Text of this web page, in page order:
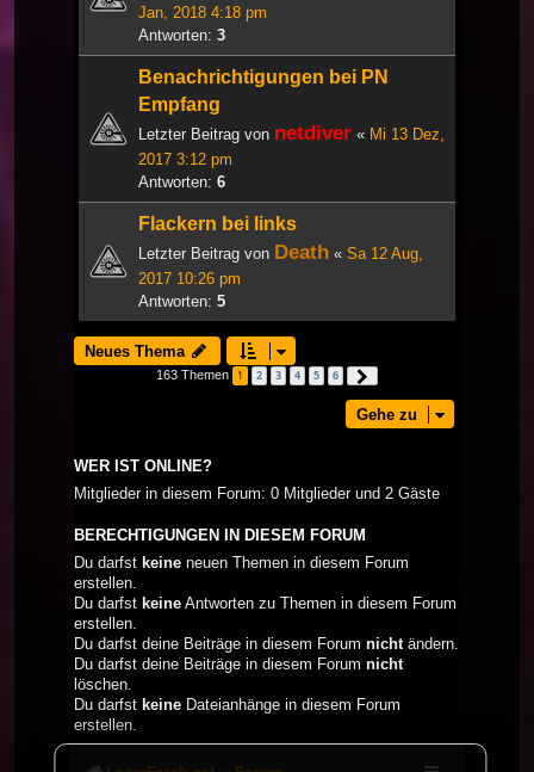
Jan, 2018 4:18 pm
Antworten: 3
Benachrichtigungen bei PN
Empfang
Letzter Beitrag von netdiver « Mi 13 Dez,
2017 3:12 pm
Antworten: 6
Flackern bei links
Letzter Beitrag von Death « Sa 12 Aug,
2017 10:26 pm
Antworten: 5
Neues Thema
163 Themen 1 2 3 4 5 6
Gehe zu
WER IST ONLINE?
Mitglieder in diesem Forum: 0 Mitglieder und 2 Gäste
BERECHTIGUNGEN IN DIESEM FORUM
Du darfst keine neuen Themen in diesem Forum
erstellen.
Du darfst keine Antworten zu Themen in diesem Forum
erstellen.
Du darfst deine Beiträge in diesem Forum nichtändern.
Du darfst deine Beiträge in diesem Forum nicht
löschen.
Du darfst keine Dateianhänge in diesem Forum
erstellen.